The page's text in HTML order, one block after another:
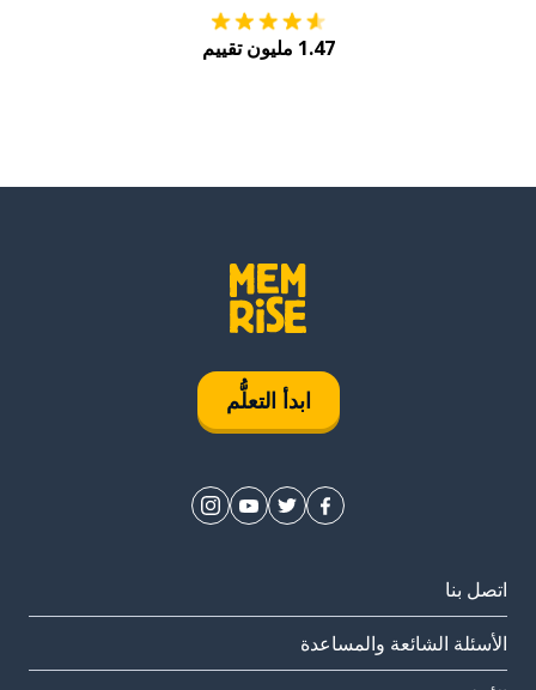
1.47 مليون تقييم
ابدأ التعلُّم
اتصل بنا
الأسئلة الشائعة والمساعدة